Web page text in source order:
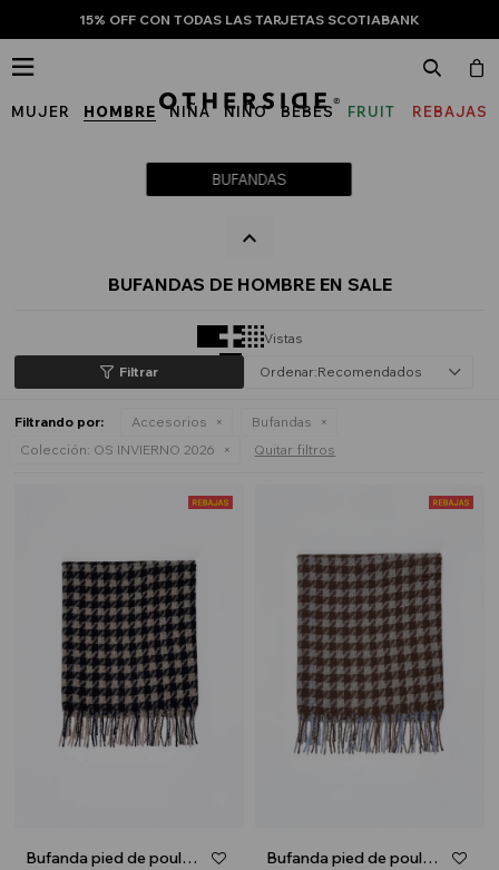
15% OFF CON TODAS LAS TARJETAS SCOTIABANK
MUJER HOMBRE NIÑA NIÑO BEBÉS
FRUIT
REBAJAS

BUFANDAS
BUFANDAS DE HOMBRE EN SALE
Vistas
Recomendados
Filtrando por: Accesorios
Bufandas
Colección: OS INVIERNO 2026 Quitar filtros
Bufanda pied de poule - Gris Bufanda pied de poule - Verde